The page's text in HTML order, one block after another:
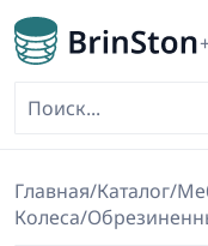
Главная/Каталог/
Колеса/